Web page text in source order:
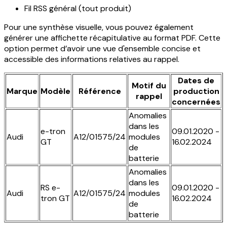
Fil RSS général (tout produit)
Pour une synthèse visuelle, vous pouvez également
générer une affichette récapitulative au format PDF. Cette
option permet d’avoir une vue d'ensemble concise et
accessible des informations relatives au rappel.
Marque Modèle Référence
Motif du
rappel
Dates de
production
concernées
Audi
e-tron
GT
A12/01575/24
Anomalies
dans les
modules
de
batterie
09.01.2020 -
16.02.2024
Audi
RS e-
tron GT A12/01575/24
Anomalies
dans les
modules
de
batterie
09.01.2020 -
16.02.2024